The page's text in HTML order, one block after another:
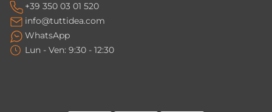
I quattro lati smaltati migliorano l’estetica
del lavabo?
Sì, la finitura smaltata su tutti i lati valorizza il
+39 350 03 01 520
info@tuttidea.com
WhatsApp
Lun - Ven: 9:30 - 12:30